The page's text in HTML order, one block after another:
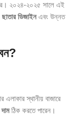
২০২৪-২০২৫ সালে এই
ছাতার ডিজাইনএবং উন্নত
এলাকার স্থানীয় বাজারে
ঠিক করতে পারেন।